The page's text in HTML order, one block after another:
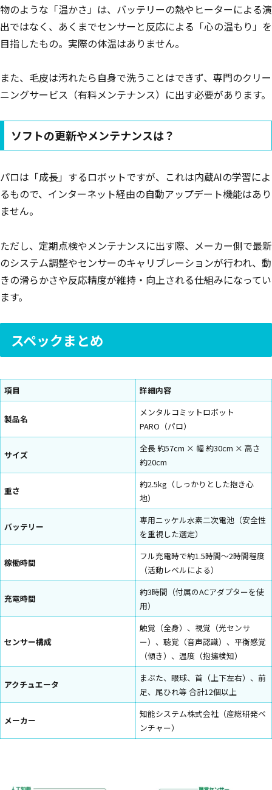
物のような「温かさ」は、バッテリーの熱やヒーターによる演
出ではなく、あくまでセンサーと反応による「心の温もり」を
目指したもの。実際の体温はありません。
また、毛皮は汚れたら自身で洗うことはできず、専門のクリー
ニングサービス（有料メンテナンス）に出す必要があります。
ソフトの更新やメンテナンスは？
パロは「成長」するロボットですが、これは内蔵AIの学習によ
るもので、インターネット経由の自動アップデート機能はあり
ません。
ただし、定期点検やメンテナンスに出す際、メーカー側で最新
のシステム調整やセンサーのキャリブレーションが行われ、動
きの滑らかさや反応精度が維持・向上される仕組みになってい
ます。
スペックまとめ
項目 詳細内容
製品名
メンタルコミットロボット
PARO（パロ）
サイズ
全長 約57cm × 幅 約30cm × 高さ
約20cm
重さ
約2.5kg（しっかりとした抱き心
地）
バッテリー
専用ニッケル水素二次電池（安全性
を重視した選定）
稼働時間
フル充電時で約1.5時間〜2時間程度
（活動レベルによる）
充電時間
約3時間（付属のACアダプターを使
用）
センサー構成
触覚（全身）、視覚（光センサ
ー）、聴覚（音声認識）、平衡感覚
（傾き）、温度（抱擁検知）
アクチュエータ
まぶた、眼球、首（上下左右）、前
足、尾ひれ等 合計12個以上
メーカー
知能システム株式会社（産総研発ベ
ンチャー）